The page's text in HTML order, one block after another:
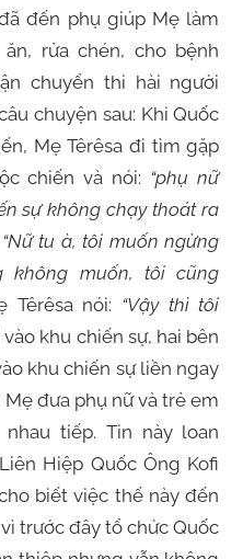
đến phụ giúp Mẹ làm
rửa chén, cho bệnh
chuyển thi hài người
chuyện sau: Khi Quốc
Mẹ Têrêsa đi tìm gặp
chiến và nói: “phụ nữ
sự không chạy thoát ra
“Nữ tu à, tôi muốn ngừng
không muốn, tôi cũng
Têrêsa nói: “Vậy thì tôi
khu chiến sự, hai bên
khu chiến sự liền ngay
đưa phụ nữ và trẻ em
tiếp. Tin này loan
Hiệp Quốc Ông Kofi
biết việc thế này đến
trước đây tổ chức Quốc